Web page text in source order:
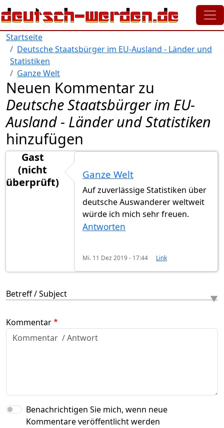
Direkt zum Inhalt
Startseite
Deutsche Staatsbürger im EU-Ausland - Länder und
Statistiken
Ganze Welt
Neuen Kommentar zu
Deutsche Staatsbürger im EU-
Ausland - Länder und Statistiken
hinzufügen
Gast
(nicht
überprüft)
Ganze Welt
Auf zuverlässige Statistiken über
deutsche Auswanderer weltweit
würde ich mich sehr freuen.
Antworten
Mi. 11 Dez 2019 - 17:44 Link
Betreff / Subject
Kommentar
Benachrichtigen Sie mich, wenn neue
Kommentare veröffentlicht werden